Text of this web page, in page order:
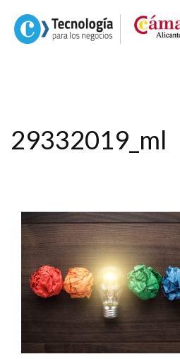
29332019_ml